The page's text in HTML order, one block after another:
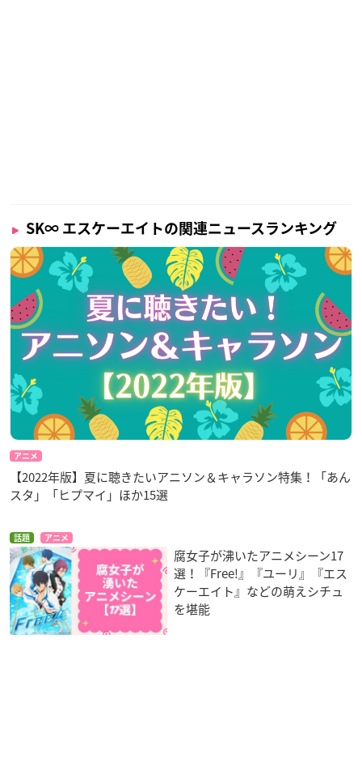
SK∞ エスケーエイトの関連ニュースランキング
アニメ
【2022年版】夏に聴きたいアニソン＆キャラソン特集！「あん
スタ」「ヒプマイ」ほか15選
話題 アニメ
腐女子が沸いたアニメシーン17
選！『Free!』『ユーリ』『エス
ケーエイト』などの萌えシチュ
を堪能